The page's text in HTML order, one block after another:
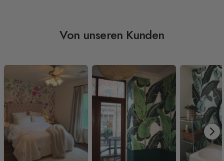
Von unseren Kunden